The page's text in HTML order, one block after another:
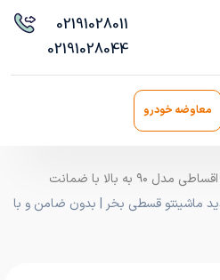
02191028011
02191028044
معاوضه خودرو
خودرو شاپ، خرید و فروش خودرو اقساطی مدل ۹۰ به بالا با ضمانت
ماشینتو قسطی بخر | بدون ضامن و با